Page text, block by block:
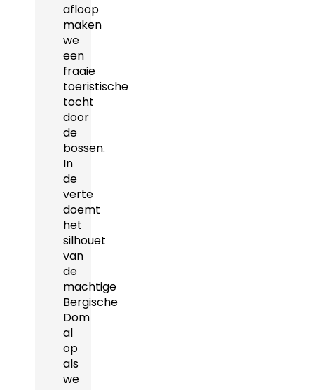
afloop
maken
we
een
fraaie
toeristische
tocht
door
de
bossen.
In
de
verte
doemt
het
silhouet
van
de
machtige
Bergische
Dom
al
op
als
we